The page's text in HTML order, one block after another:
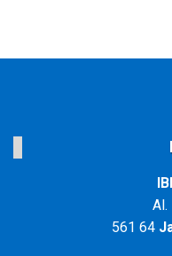
Al.
561 64